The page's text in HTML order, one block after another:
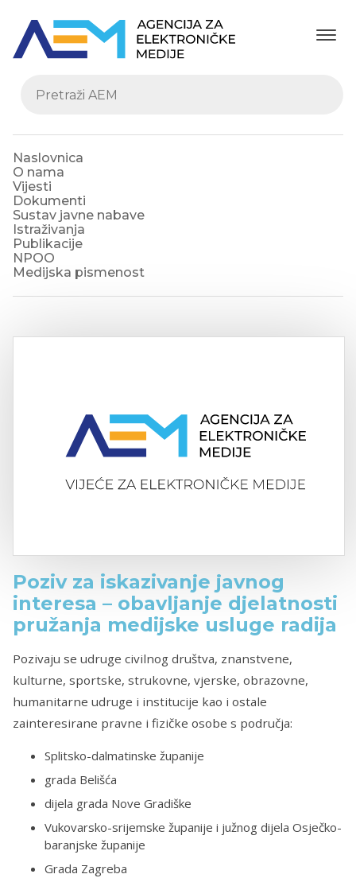
Naslovnica
O nama
Vijesti
Dokumenti
Sustav javne nabave
Istraživanja
Publikacije
NPOO
Medijska pismenost
Poziv za iskazivanje javnog
interesa – obavljanje djelatnosti
pružanja medijske usluge radija
Pozivaju se udruge civilnog društva, znanstvene,
kulturne, sportske, strukovne, vjerske, obrazovne,
humanitarne udruge i institucije kao i ostale
zainteresirane pravne i fizičke osobe s područja:
Splitsko-dalmatinske županije
grada Belišća
dijela grada Nove Gradiške
Vukovarsko-srijemske županije i južnog dijela Osječko-
baranjske županije
Grada Zagreba